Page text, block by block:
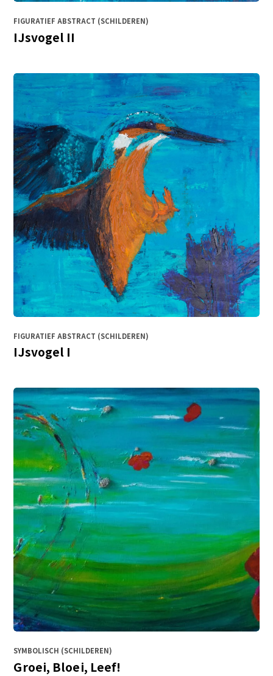
FIGURATIEF ABSTRACT (SCHILDEREN)
IJsvogel II
FIGURATIEF ABSTRACT (SCHILDEREN)
IJsvogel I
SYMBOLISCH (SCHILDEREN)
Groei, Bloei, Leef!